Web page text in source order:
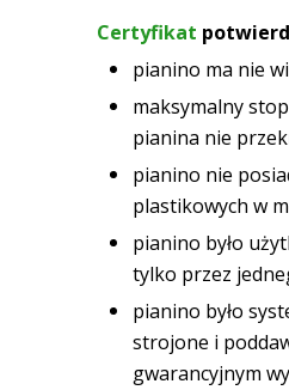
Certyfikat
pianino ma nie
maksymalny
pianina nie
pianino nie
plastikowych w
pianino było
tylko przez
pianino było
strojone i
gwarancyjnym